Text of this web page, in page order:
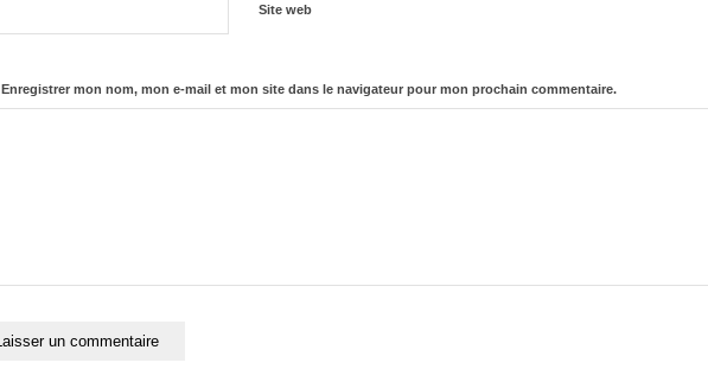
Site web
Enregistrer mon nom, mon e-mail et mon site dans le navigateur pour mon prochain commentaire.